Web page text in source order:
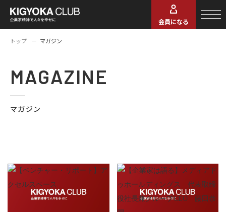
会員になる
トップ マガジン
MAGAZINE
マガジン